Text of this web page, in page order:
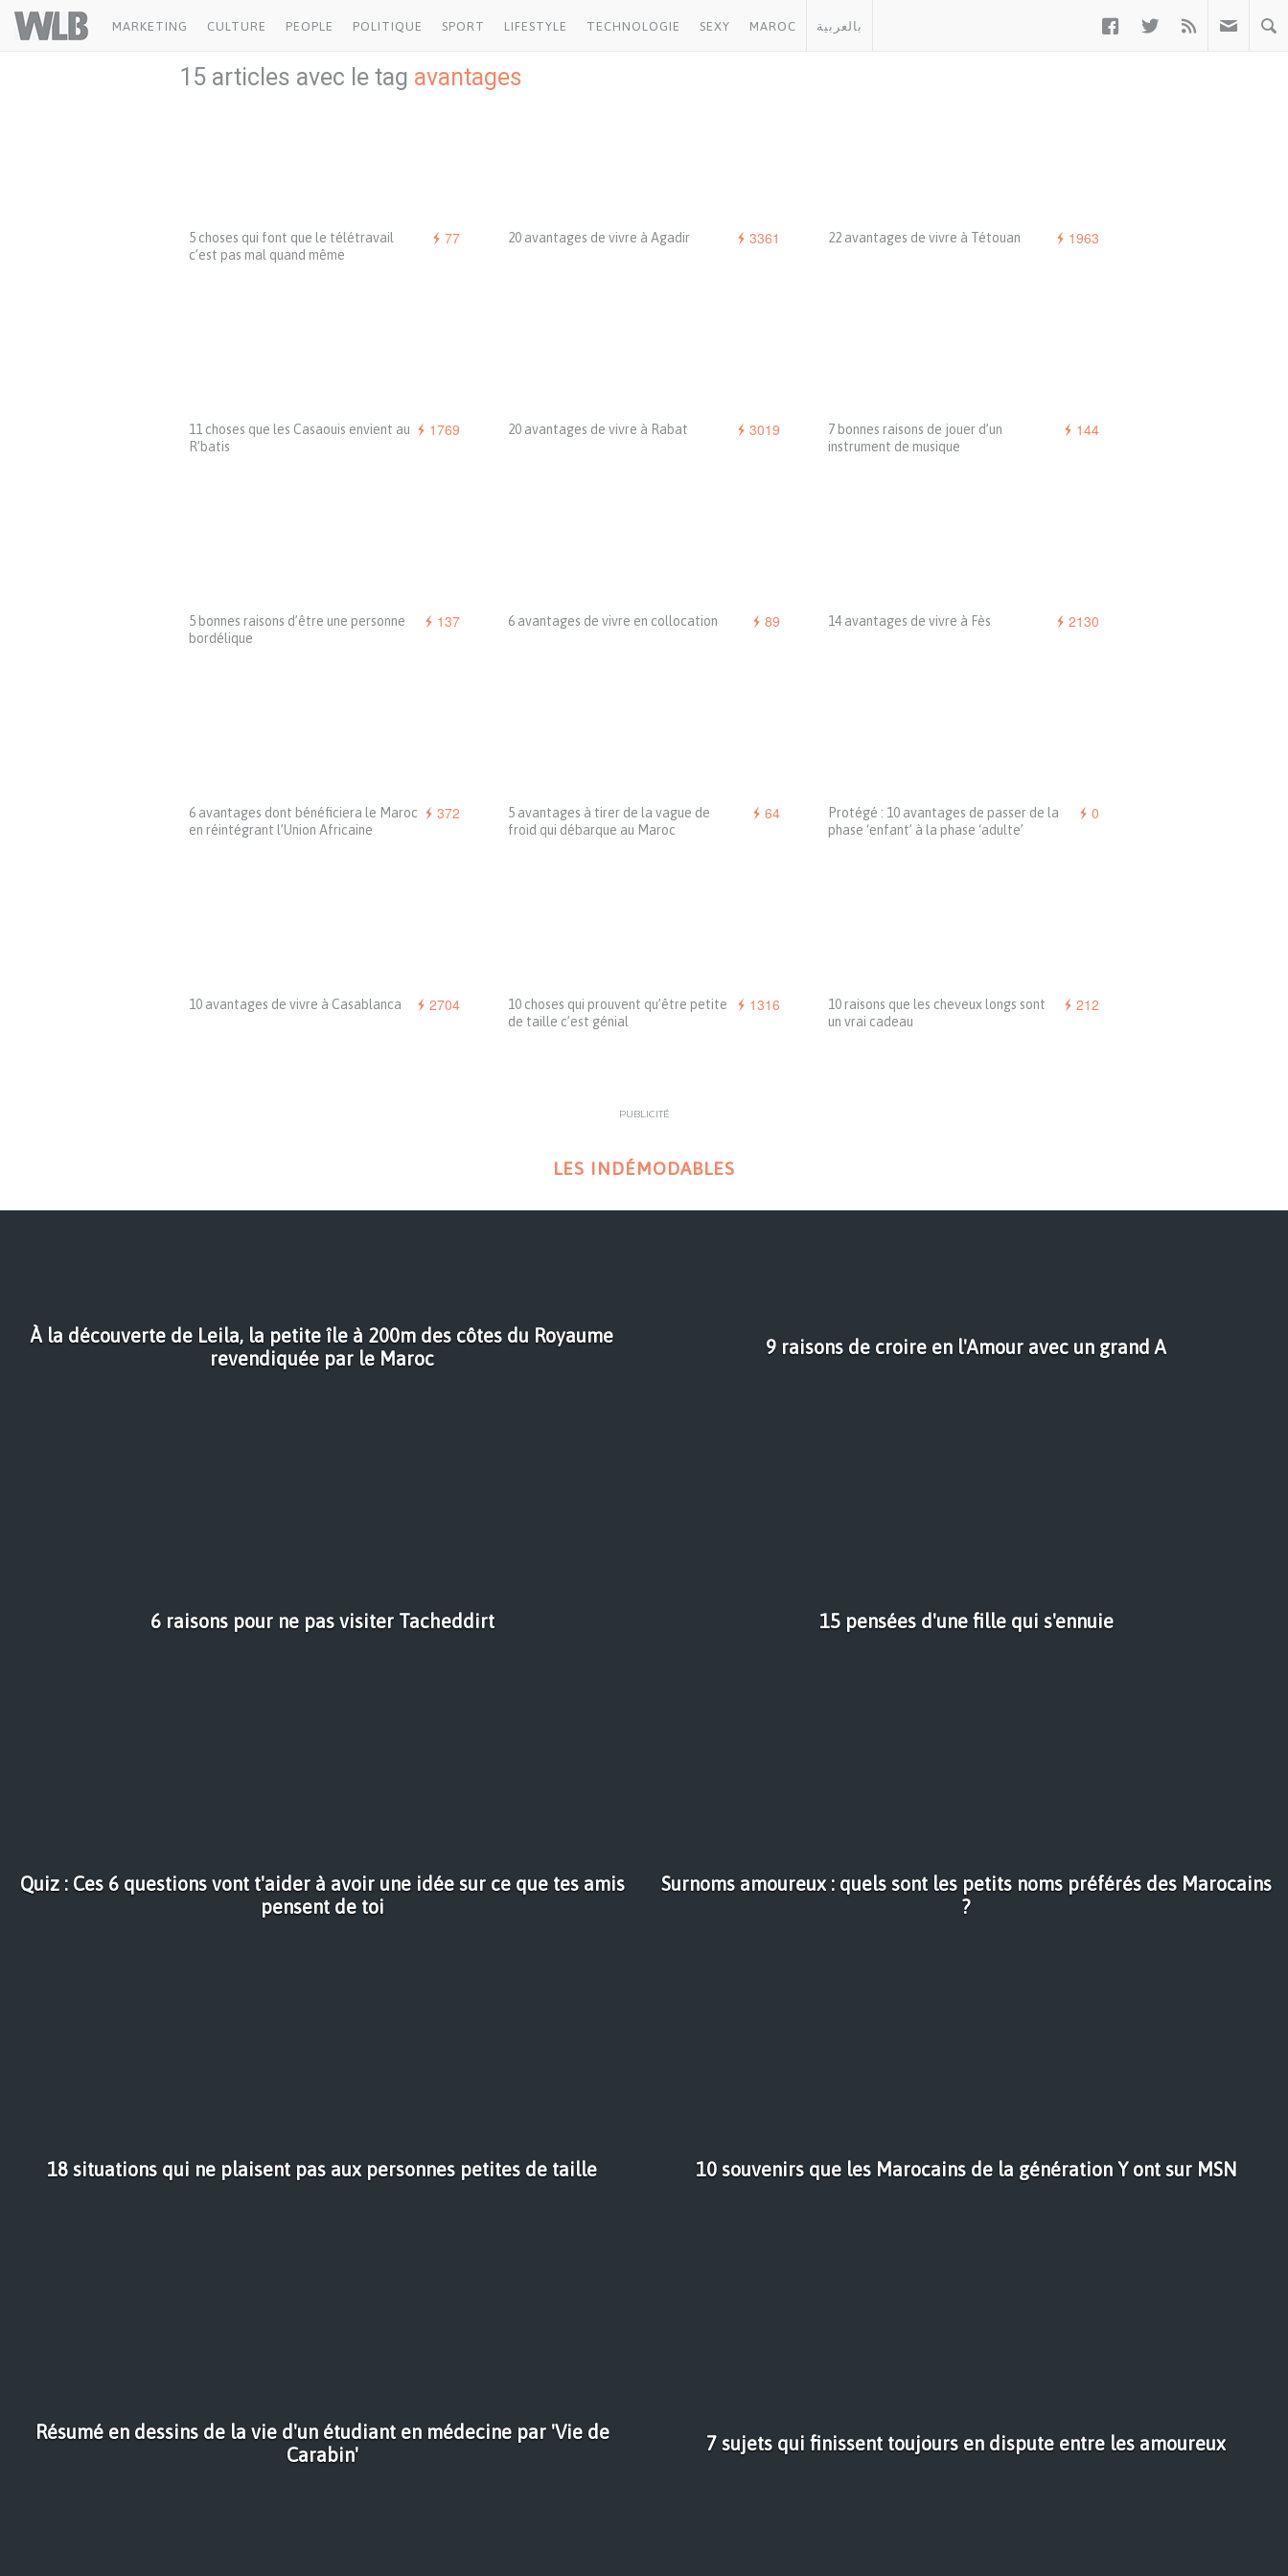
Welovebuzz
MARKETING CULTURE PEOPLE POLITIQUE SPORT LIFESTYLE TECHNOLOGIE SEXY MAROC بالعربية   
15 articles avec le tag avantages
77
5 choses qui font que le télétravail
c’est pas mal quand même
3361
20 avantages de vivre à Agadir 1963
22 avantages de vivre à Tétouan
1769
11 choses que les Casaouis envient au
R’batis
3019
20 avantages de vivre à Rabat 144
7 bonnes raisons de jouer d’un
instrument de musique
137
5 bonnes raisons d’être une personne
bordélique
89
6 avantages de vivre en collocation 2130
14 avantages de vivre à Fès
372
6 avantages dont bénéficiera le Maroc
en réintégrant l’Union Africaine
64
5 avantages à tirer de la vague de
froid qui débarque au Maroc
0
Protégé : 10 avantages de passer de la
phase ‘enfant’ à la phase ‘adulte’
2704
10 avantages de vivre à Casablanca 1316
10 choses qui prouvent qu’être petite
de taille c’est génial
212
10 raisons que les cheveux longs sont
un vrai cadeau
PUBLICITÉ
LES INDÉMODABLES
À la découverte de Leila, la petite île à 200m des côtes du Royaume
revendiquée par le Maroc
9 raisons de croire en l'Amour avec un grand A
6 raisons pour ne pas visiter Tacheddirt 15 pensées d'une fille qui s'ennuie
Quiz : Ces 6 questions vont t'aider à avoir une idée sur ce que tes amis
pensent de toi
Surnoms amoureux : quels sont les petits noms préférés des Marocains
?
18 situations qui ne plaisent pas aux personnes petites de taille 10 souvenirs que les Marocains de la génération Y ont sur MSN
Résumé en dessins de la vie d'un étudiant en médecine par 'Vie de
Carabin'
7 sujets qui finissent toujours en dispute entre les amoureux